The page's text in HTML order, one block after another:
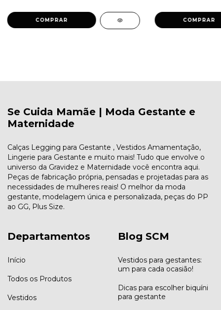
COMPRAR COMPRAR
Se Cuida Mamãe | Moda Gestante e
Maternidade
Calças Legging para Gestante , Vestidos Amamentação,
Lingerie para Gestante e muito mais! Tudo que envolve o
universo da Gravidez e Maternidade você encontra aqui.
Peças de fabricação própria, pensadas e projetadas para as
necessidades de mulheres reais! O melhor da moda
gestante, modelagem única e personalizada, peças do PP
ao GG, Plus Size.
Departamentos
Início
Todos os Produtos
Vestidos
Blog SCM
Vestidos para gestantes:
um para cada ocasião!
Dicas para escolher biquíni
para gestante